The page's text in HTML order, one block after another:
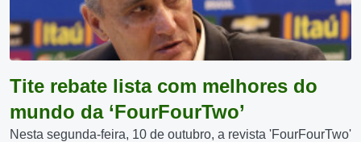
Tite rebate lista com melhores do
mundo da ‘FourFourTwo’
Nesta segunda-feira, 10 de outubro, a revista 'FourFourTwo'